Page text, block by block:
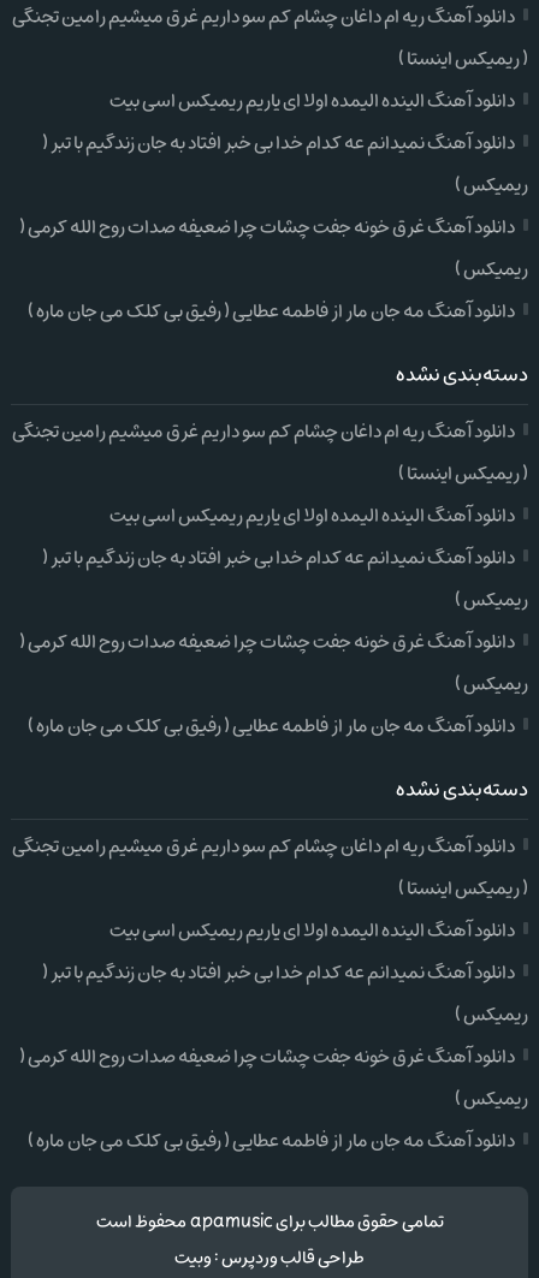
دانلود آهنگ ریه ام داغان چشام کم سو داریم غرق میشیم رامین تجنگی
( ریمیکس اینستا )
دانلود آهنگ الینده الیمده اولا ای یاریم ریمیکس اسی بیت
دانلود آهنگ نمیدانم عه کدام خدا بی خبر افتاد به جان زندگیم با تبر (
ریمیکس )
دانلود آهنگ غرق خونه جفت چشات چرا ضعیفه صدات روح الله کرمی (
ریمیکس )
دانلود آهنگ مه جان مار از فاطمه عطایی ( رفیق بی کلک می جان ماره )
دسته‌بندی نشده
دانلود آهنگ ریه ام داغان چشام کم سو داریم غرق میشیم رامین تجنگی
( ریمیکس اینستا )
دانلود آهنگ الینده الیمده اولا ای یاریم ریمیکس اسی بیت
دانلود آهنگ نمیدانم عه کدام خدا بی خبر افتاد به جان زندگیم با تبر (
ریمیکس )
دانلود آهنگ غرق خونه جفت چشات چرا ضعیفه صدات روح الله کرمی (
ریمیکس )
دانلود آهنگ مه جان مار از فاطمه عطایی ( رفیق بی کلک می جان ماره )
دسته‌بندی نشده
دانلود آهنگ ریه ام داغان چشام کم سو داریم غرق میشیم رامین تجنگی
( ریمیکس اینستا )
دانلود آهنگ الینده الیمده اولا ای یاریم ریمیکس اسی بیت
دانلود آهنگ نمیدانم عه کدام خدا بی خبر افتاد به جان زندگیم با تبر (
ریمیکس )
دانلود آهنگ غرق خونه جفت چشات چرا ضعیفه صدات روح الله کرمی (
ریمیکس )
دانلود آهنگ مه جان مار از فاطمه عطایی ( رفیق بی کلک می جان ماره )
تمامی حقوق مطالب برای apamusic محفوظ است
طراحی قالب وردپرس:وبیت